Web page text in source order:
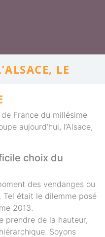
LE
France du millésime
aujourd’hui, l’Alsace,
choix du
des vendanges ou
Tel était le dilemme posé
2013.
prendre de la hauteur,
Soyons